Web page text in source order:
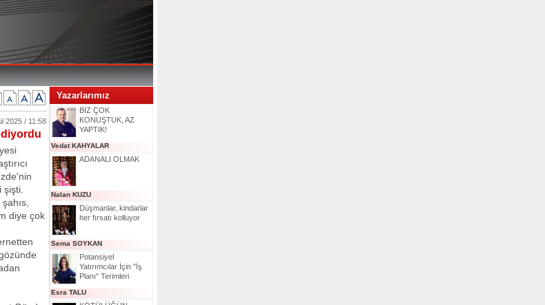
2025 / 11:58
şişti.
diye çok
Yazarlarımız
BİZ ÇOK
KONUŞTUK, AZ
YAPTIK!
Vedat KAHYALAR
ADANALI OLMAK
Nalan KUZU
Düşmanlar, kindarlar
her fırsatı kolluyor
Sema SOYKAN
Potansiyel
Yatırımcılar İçin "İş
Planı" Terimleri
Esra TALU